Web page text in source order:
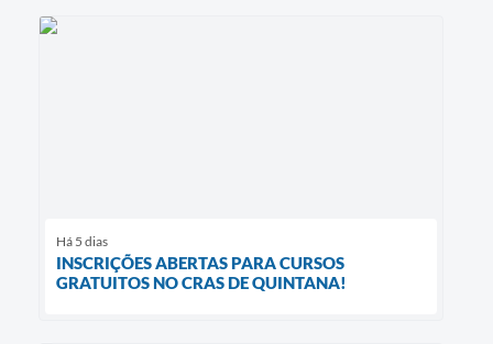
Há 5 dias
INSCRIÇÕES ABERTAS PARA CURSOS
GRATUITOS NO CRAS DE QUINTANA!